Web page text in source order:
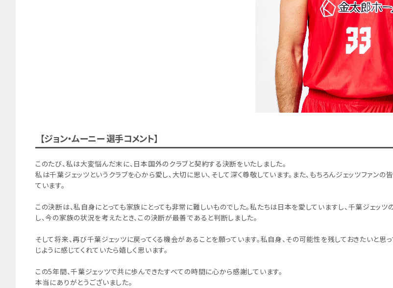
【ジョン・ムーニー 選手コメント】
このたび、私は大変悩んだ末に、日本国外のクラブと契約する決断をいたしました。
私は千葉ジェッツというクラブを心から愛し、大切に思い、そして深く尊敬しています。また、もちろんジェッツファンの
ています。
この決断は、私自身にとっても家族にとっても非常に難しいものでした。私たちは日本を愛していますし、千葉ジェッツ
し、今の家族の状況を考えたとき、この決断が最善であると判断しました。
そして将来、再び千葉ジェッツに戻ってくる機会があることを願っています。私自身、その可能性を残しておきたいと思
じように感じてくれていたら嬉しく思います。
この5年間、千葉ジェッツで共に歩んできたすべての時間に心から感謝しています。
本当にありがとうございました。